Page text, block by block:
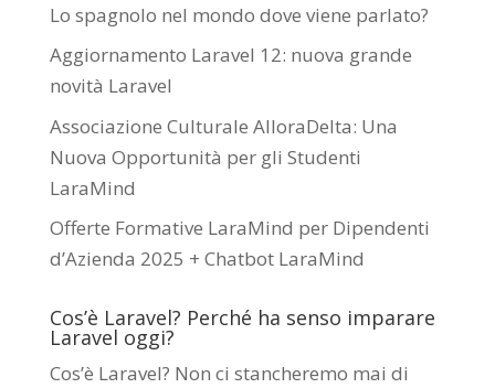
Lo spagnolo nel mondo dove viene parlato?
Aggiornamento Laravel 12: nuova grande
novità Laravel
Associazione Culturale AlloraDelta: Una
Nuova Opportunità per gli Studenti
LaraMind
Offerte Formative LaraMind per Dipendenti
d’Azienda 2025 + Chatbot LaraMind
Cos’è Laravel? Perché ha senso imparare
Laravel oggi?
Cos’è Laravel? Non ci stancheremo mai di